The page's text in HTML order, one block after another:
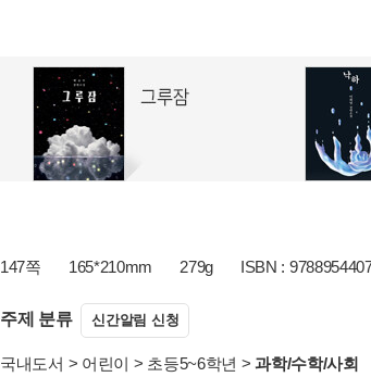
147쪽 165*210mm 279g ISBN :
주제 분류 신간알림 신청
국내도서 > 어린이 > 초등5~6학년 >과학/수학/사회